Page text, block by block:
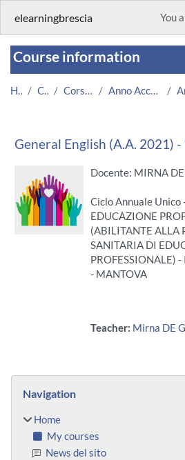
elearningbrescia You
Course information
Home Courses Corsi Istituzionali Anno Accademico 2021/2022
General English (A.A. 2021)
Docente: MIRNA
Ciclo Annuale Unico
EDUCAZIONE
(ABILITANTE ALLA
SANITARIA DI
PROFESSIONALE) -
- MANTOVA
Teacher: Mirna DE
Blocks
Navigation
Home
My courses
News del sito